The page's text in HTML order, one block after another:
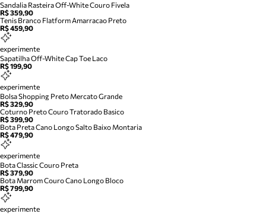
Sandalia Rasteira Off-White Couro Fivela
R$ 359,90
Tenis Branco Flatform Amarracao Preto
R$ 459,90
experimente
Sapatilha Off-White Cap Toe Laco
R$ 199,90
experimente
Bolsa Shopping Preto Mercato Grande
R$ 329,90
Coturno Preto Couro Tratorado Basico
R$ 399,90
Bota Preta Cano Longo Salto Baixo Montaria
R$ 479,90
experimente
Bota Classic Couro Preta
R$ 379,90
Bota Marrom Couro Cano Longo Bloco
R$ 799,90
experimente